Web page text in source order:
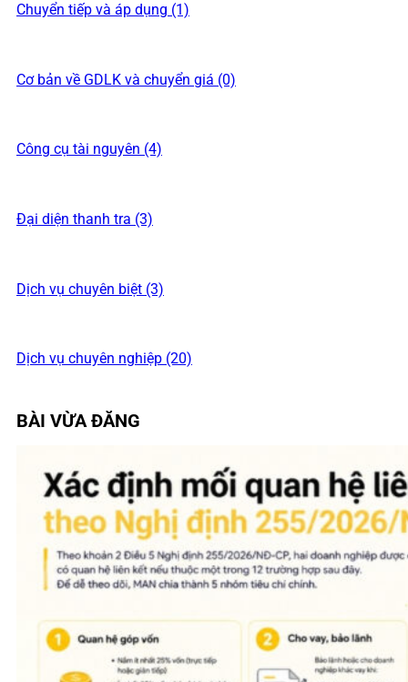
Chuyển tiếp và áp dụng (1)
Cơ bản về GDLK và chuyển giá (0)
Công cụ tài nguyên (4)
Đại diện thanh tra (3)
Dịch vụ chuyên biệt (3)
Dịch vụ chuyên nghiệp (20)
BÀI VỪA ĐĂNG